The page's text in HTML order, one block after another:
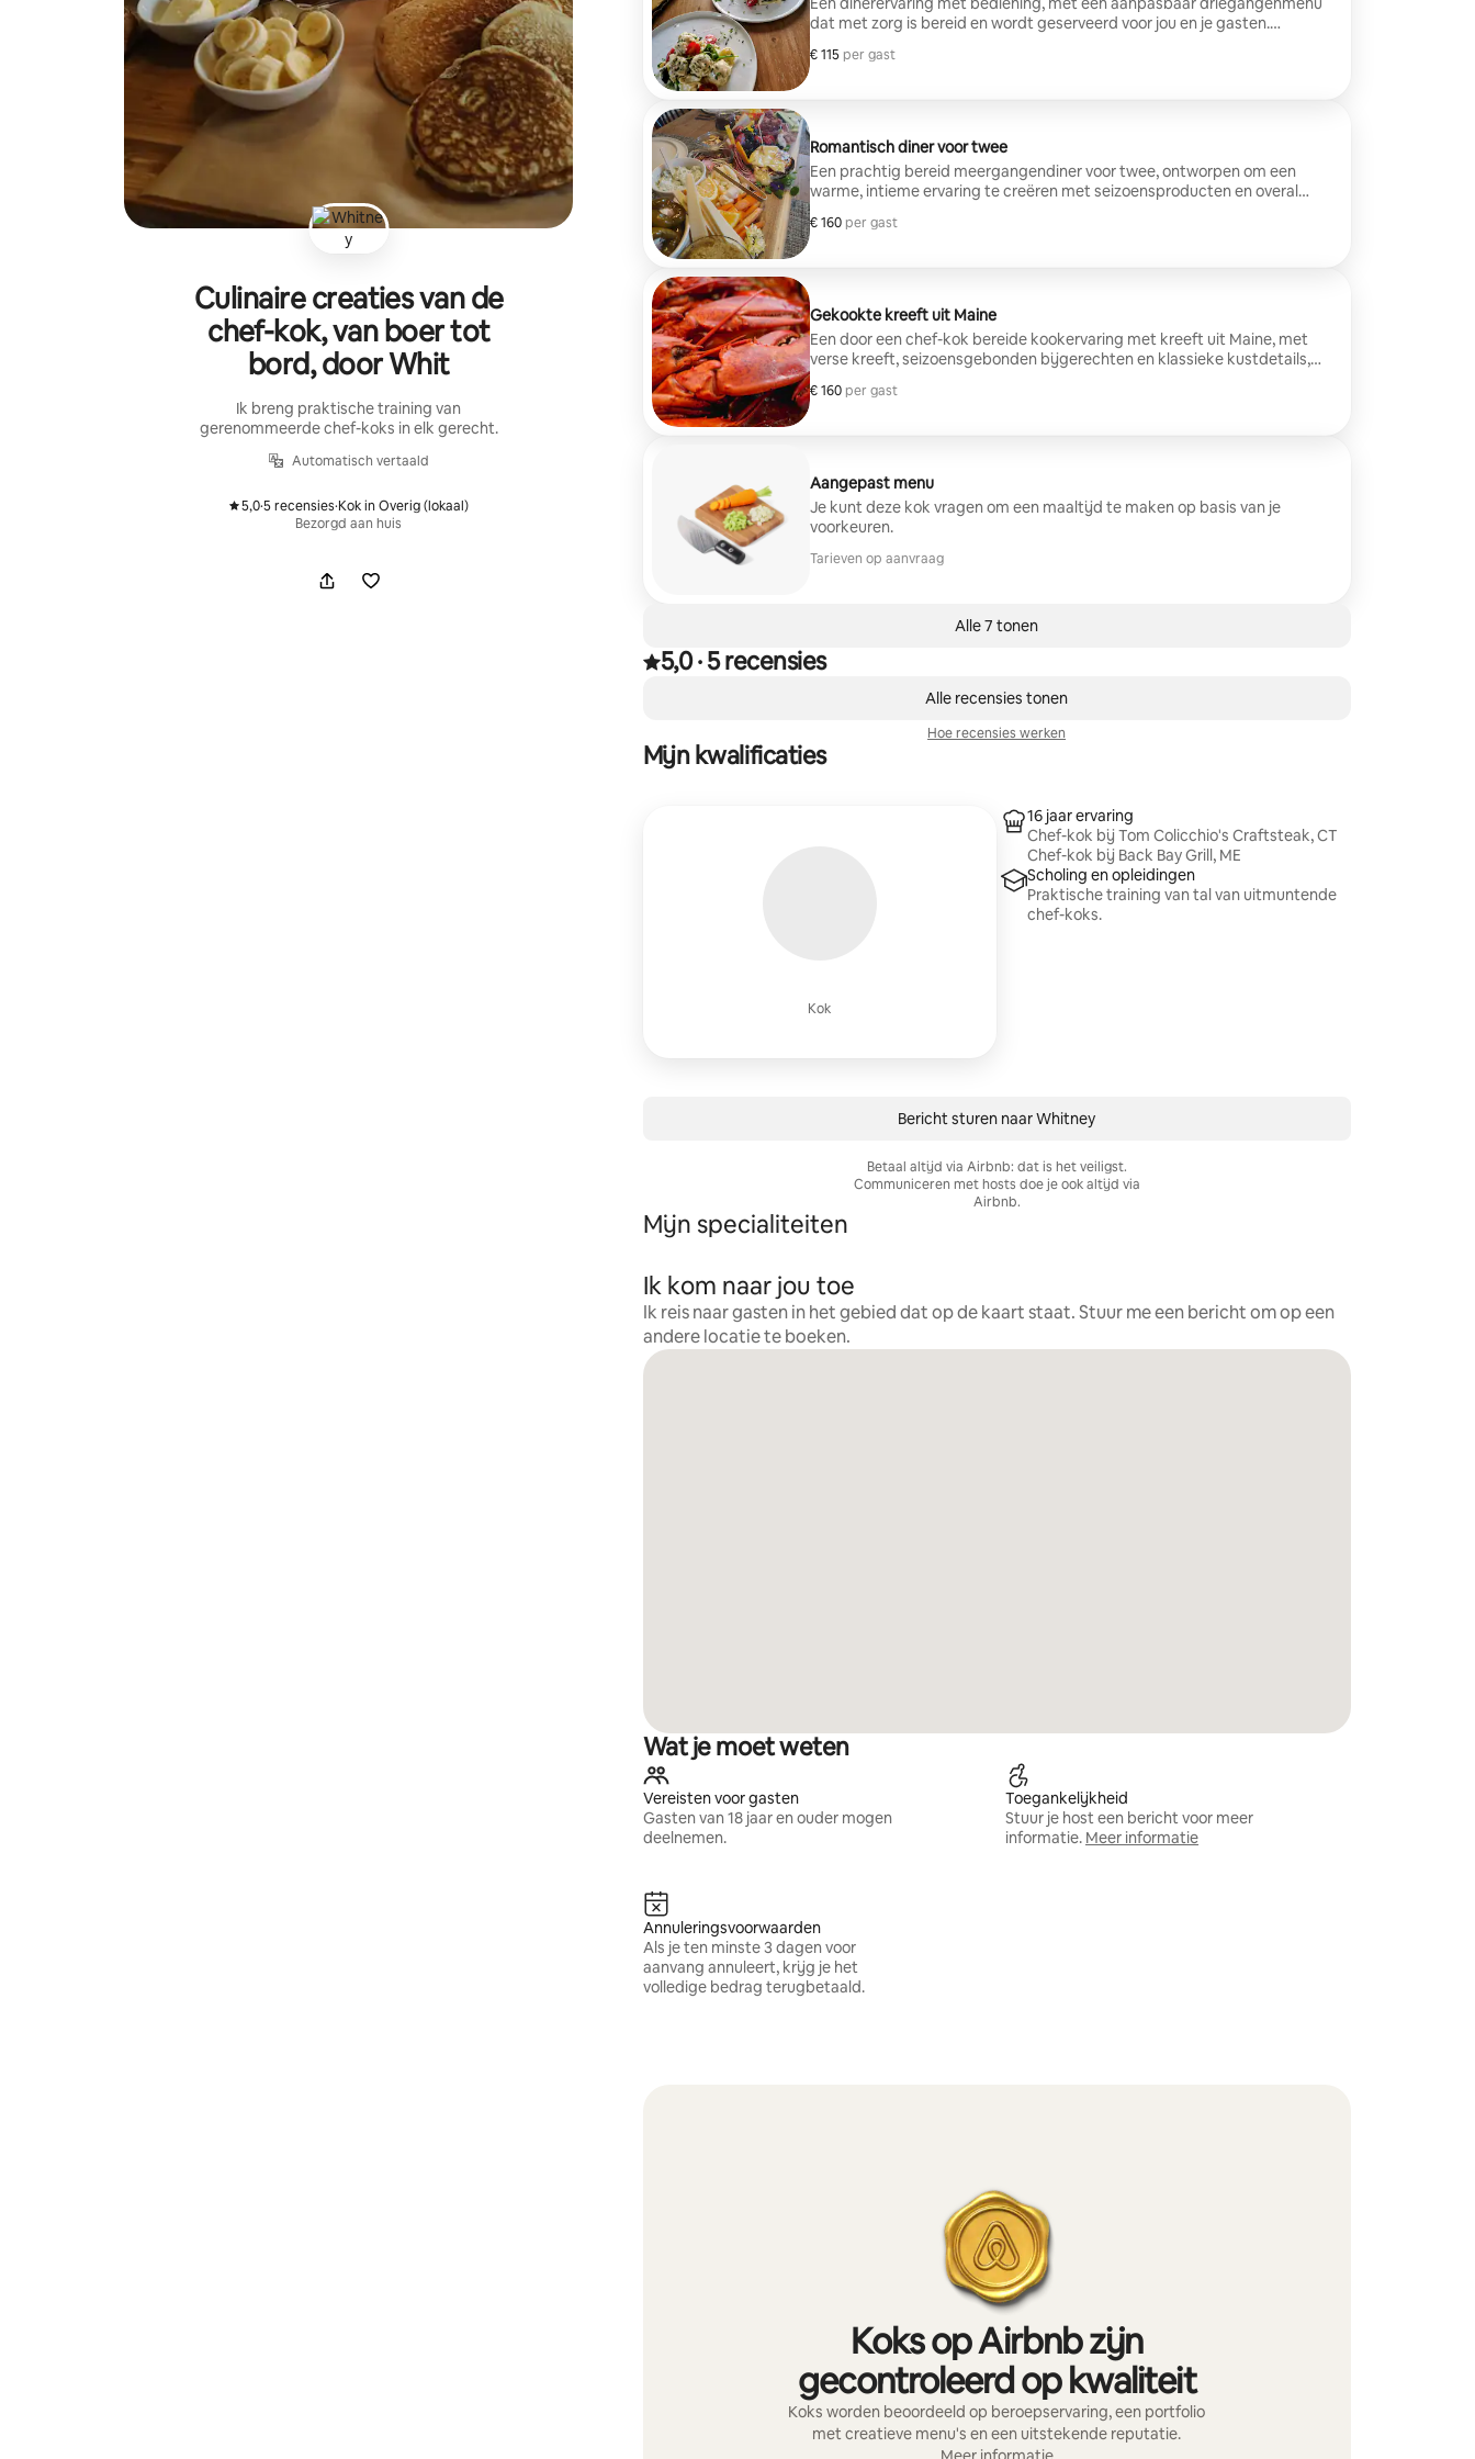
Culinaire creaties van de
chef-kok, van boer tot
bord, door Whit
Ik breng praktische training van
gerenommeerde chef-koks in elk gerecht.
Automatisch vertaald
5,0 ,
·5 recensies
, ·Kok in Overig (lokaal)
Bezorgd aan huis
dat met zorg is bereid en wordt geserveerd voor jou en je gasten.
beschikbare ingrediënten, met optionele drankjes als extra's om de
€ 115 per gast
€ 115 per gast
Romantisch diner voor twee
Een prachtig bereid meergangendiner voor twee, ontworpen om een
warme, intieme ervaring te creëren met seizoensproducten en overal
doordachte details. Beschikbaar binnen 30 minuten van Belgrado.
€ 160 per gast
€ 160 per gast
Gekookte kreeft uit Maine
Een door een chef-kok bereide kookervaring met kreeft uit Maine, met
verse kreeft, seizoensgebonden bijgerechten en klassieke kustdetails,
ontworpen om de charme van een echte zomerse bijeenkomst
rechtstreeks aan tafel te brengen. De benodigdheden voor buiten koken
€ 160 per gast
€ 160 per gast
Aangepast menu
Je kunt deze kok vragen om een maaltijd te maken op basis van je
voorkeuren.
Tarieven op aanvraag
Alle 7 tonen
5,0 van vijf sterren, van 5 recensies
5,0
, ·5 recensies
Alle recensies tonen
Hoe recensies werken
Mijn kwalificaties
Kok
16 jaar ervaring
Chef-kok bij Tom Colicchio's Craftsteak, CT
Chef-kok bij Back Bay Grill, ME
Scholing en opleidingen
Praktische training van tal van uitmuntende
chef-koks.
Bericht sturen naar Whitney
Betaal altijd via Airbnb: dat is het veiligst.
Communiceren met hosts doe je ook altijd via
Airbnb.
Mijn specialiteiten
Ik kom naar jou toe
Ik reis naar gasten in het gebied dat op de kaart staat. Stuur me een bericht om op een
andere locatie te boeken.
Wat je moet weten
Vereisten voor gasten
Gasten van 18 jaar en ouder mogen
deelnemen.
Toegankelijkheid
Stuur je host een bericht voor meer
informatie. Meer informatie
Annuleringsvoorwaarden
Als je ten minste 3 dagen voor
aanvang annuleert, krijg je het
volledige bedrag terugbetaald.
Koks op Airbnb zijn
gecontroleerd op kwaliteit
Koks worden beoordeeld op beroepservaring, een portfolio
met creatieve menu's en een uitstekende reputatie.